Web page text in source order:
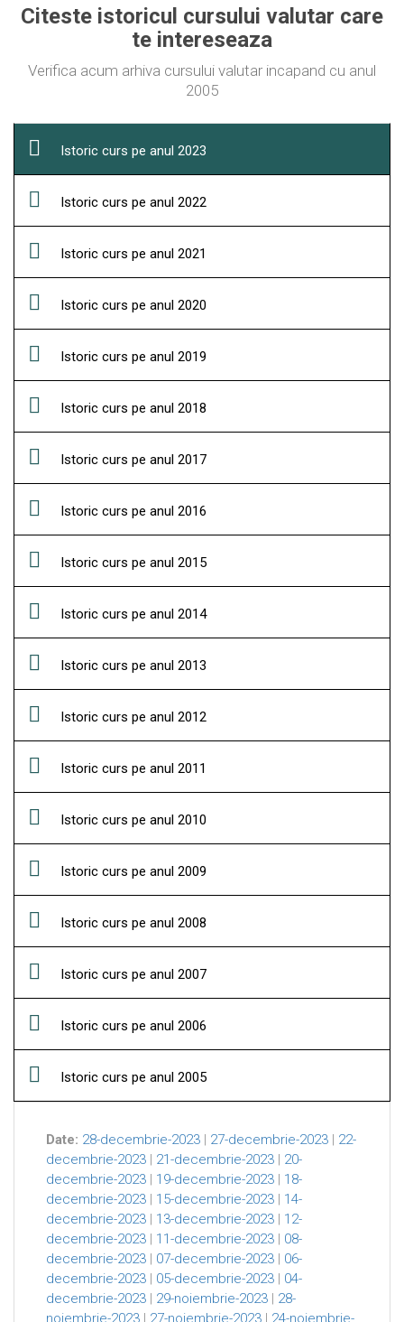
Citeste istoricul cursului valutar care
te intereseaza
Verifica acum arhiva cursului valutar incapand cu anul
2005
Istoric curs pe anul 2023
Istoric curs pe anul 2022
Istoric curs pe anul 2021
Istoric curs pe anul 2020
Istoric curs pe anul 2019
Istoric curs pe anul 2018
Istoric curs pe anul 2017
Istoric curs pe anul 2016
Istoric curs pe anul 2015
Istoric curs pe anul 2014
Istoric curs pe anul 2013
Istoric curs pe anul 2012
Istoric curs pe anul 2011
Istoric curs pe anul 2010
Istoric curs pe anul 2009
Istoric curs pe anul 2008
Istoric curs pe anul 2007
Istoric curs pe anul 2006
Istoric curs pe anul 2005
Date: 28-decembrie-2023 | 27-decembrie-2023 | 22-
decembrie-2023 | 21-decembrie-2023 | 20-
decembrie-2023 | 19-decembrie-2023 | 18-
decembrie-2023 | 15-decembrie-2023 | 14-
decembrie-2023 | 13-decembrie-2023 | 12-
decembrie-2023 | 11-decembrie-2023 | 08-
decembrie-2023 | 07-decembrie-2023 | 06-
decembrie-2023 | 05-decembrie-2023 | 04-
decembrie-2023 | 29-noiembrie-2023 | 28-
noiembrie-2023 | 27-noiembrie-2023 | 24-noiembrie-